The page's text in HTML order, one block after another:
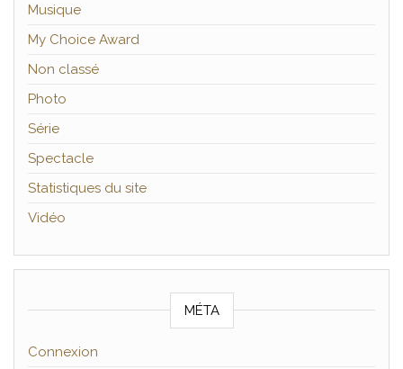
Musique
My Choice Award
Non classé
Photo
Série
Spectacle
Statistiques du site
Vidéo
MÉTA
Connexion